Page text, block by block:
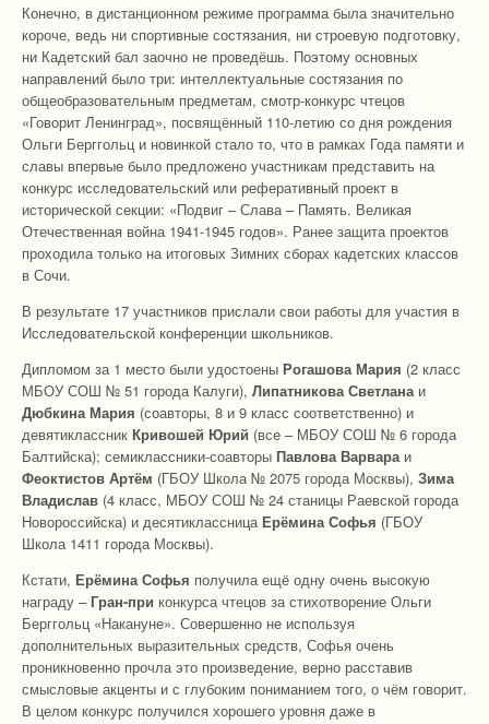
Конечно, в дистанционном режиме программа была значительно
короче, ведь ни спортивные состязания, ни строевую подготовку,
ни Кадетский бал заочно не проведёшь. Поэтому основных
направлений было три: интеллектуальные состязания по
общеобразовательным предметам, смотр-конкурс чтецов
«Говорит Ленинград», посвящённый 110-летию со дня рождения
Ольги Берггольц и новинкой стало то, что в рамках Года памяти и
славы впервые было предложено участникам представить на
конкурс исследовательский или реферативный проект в
исторической секции: «Подвиг – Слава – Память. Великая
Отечественная война 1941-1945 годов». Ранее защита проектов
проходила только на итоговых Зимних сборах кадетских классов
в Сочи.
В результате 17 участников прислали свои работы для участия в
Исследовательской конференции школьников.
Дипломом за 1 место были удостоены Рогашова Мария (2 класс
МБОУ СОШ № 51 города Калуги), Липатникова Светлана и
Дюбкина Мария (соавторы, 8 и 9 класс соответственно) и
девятиклассник Кривошей Юрий (все – МБОУ СОШ № 6 города
Балтийска); семиклассники-соавторы Павлова Варвара и
Феоктистов Артём (ГБОУ Школа № 2075 города Москвы), Зима
Владислав (4 класс, МБОУ СОШ № 24 станицы Раевской города
Новороссийска) и десятиклассница Ерёмина Софья (ГБОУ
Школа 1411 города Москвы).
Кстати, Ерёмина Софья получила ещё одну очень высокую
награду – Гран-при конкурса чтецов за стихотворение Ольги
Берггольц «Накануне». Совершенно не используя
дополнительных выразительных средств, Софья очень
проникновенно прочла это произведение, верно расставив
смысловые акценты и с глубоким пониманием того, о чём говорит.
В целом конкурс получился хорошего уровня даже в